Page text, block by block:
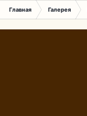
Главная Галерея